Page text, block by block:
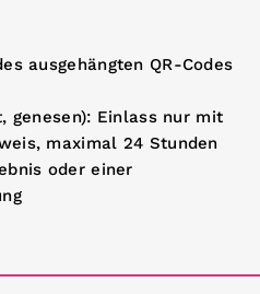
ausgehängten QR-Codes
genesen): Einlass nur mit
maximal 24 Stunden
oder einer